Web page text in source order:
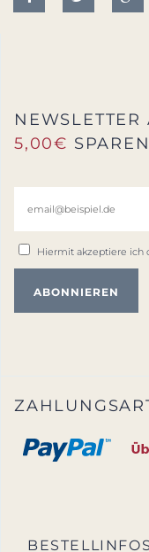
5,00€
Hiermit akzeptiere ich
BESTELLINFOS